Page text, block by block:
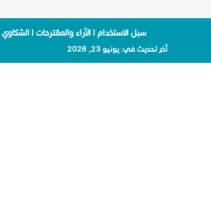
سبل الاستخدام |الآراء والمقترحات|الشكاوي
آخر تحديث في:يونيو 23, 2026